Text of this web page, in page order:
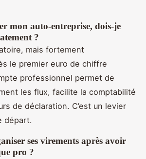
mon auto-entreprise, dois-je
?
mais fortement
le premier euro de chiffre
professionnel permet de
les flux, facilite la comptabilité
de déclaration. C’est un levier
départ.
ses virements après avoir
pro ?